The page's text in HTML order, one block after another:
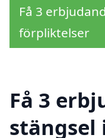
Få 3
förpliktelser
Få 3
stängsel